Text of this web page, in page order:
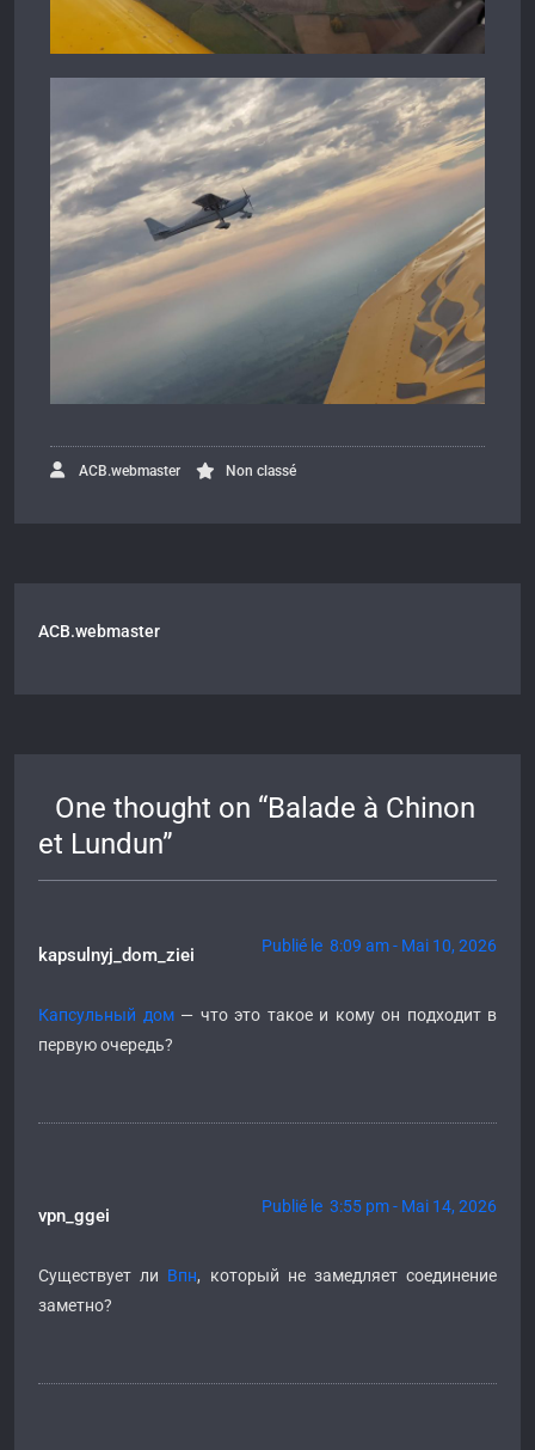
ACB.webmaster Non classé
ACB.webmaster
One thought on “Balade à Chinon
et Lundun”
kapsulnyj_dom_ziei Publié le 8:09 am - Mai 10, 2026
Капсульный дом— что это такое и кому он подходит в
первую очередь?
vpn_ggei Publié le 3:55 pm - Mai 14, 2026
Существует ли Впн, который не замедляет соединение
заметно?